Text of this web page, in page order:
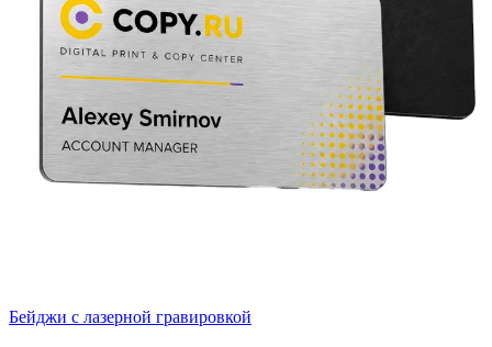
Бейджи с лазерной гравировкой